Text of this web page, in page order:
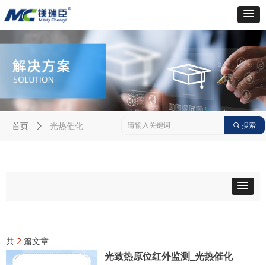
首页 ꄲ 光热催化 끠 搜索
共 2 篇文章
光致热原位红外监测_光热催化